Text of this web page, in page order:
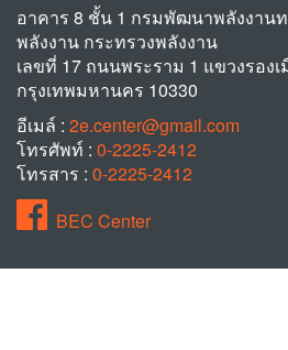
อาคาร 8 ชั้น 1 กรมพัฒนาพลังงาน
พลังงาน กระทรวงพลังงาน
เลขที่ 17 ถนนพระราม 1 แขวงรอง
กรุงเทพมหานคร 10330
อีเมล์ : 2e.center@gmail.com
โทรศัพท์ : 0-2225-2412
โทรสาร : 0-2225-2412
BEC Center